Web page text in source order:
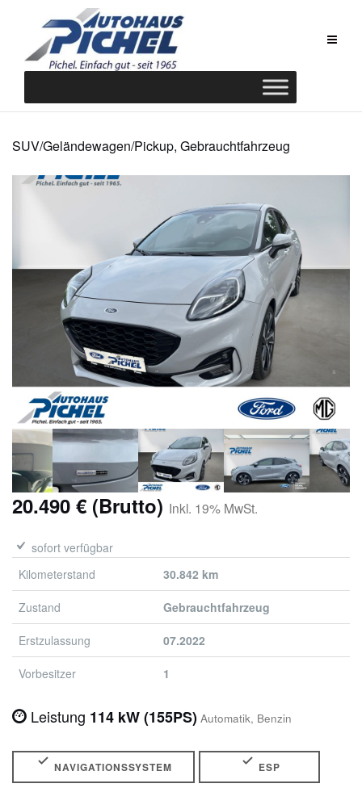
springen
SUV/Geländewagen/Pickup, Gebrauchtfahrzeug
20.490 € (Brutto) Inkl. 19% MwSt.
sofort verfügbar
Kilometerstand
30.842 km
Zustand Gebrauchtfahrzeug
Erstzulassung 07.2022
Vorbesitzer 1
Leistung 114 kW (155PS) Automatik, Benzin
NAVIGATIONSSYSTEM ESP